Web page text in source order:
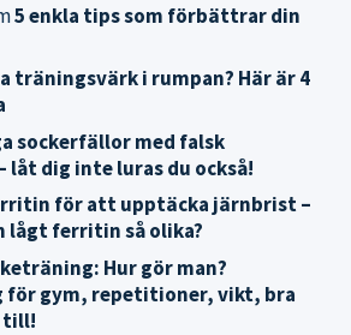
5 enkla tips som förbättrar din
träningsvärk i rumpan? Här är 4
sockerfällor med falsk
låt dig inte luras du också!
för att upptäcka järnbrist –
lågt ferritin så olika?
Hur gör man?
för gym, repetitioner, vikt, bra
till!